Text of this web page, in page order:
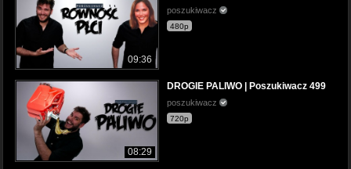
09:36
poszukiwacz
480p
08:29
DROGIE PALIWO | Poszukiwacz 499
poszukiwacz
720p